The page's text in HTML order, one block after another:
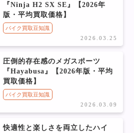
『Ninja H2 SX SE』【2026年
版・平均買取価格】
バイク買取豆知識
2026.03.25
圧倒的存在感のメガスポーツ
『Hayabusa』【2026年版・平均
買取価格】
バイク買取豆知識
2026.03.09
快適性と楽しさを両立したハイ